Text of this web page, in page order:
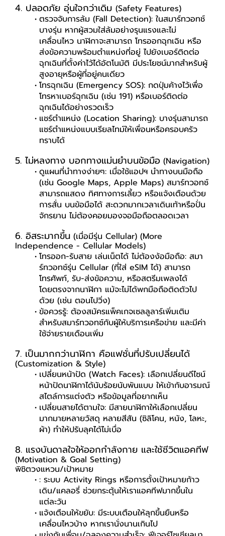
4. ปลอดภัย อุ่นใจกว่าเดิม (Safety Features)
ตรวจจับการล้ม (Fall Detection): ในสมาร์ทวอทช์
บางรุ่น หากผู้สวมใส่ล้มอย่างรุนแรงและไม่
เคลื่อนไหว นาฬิกาจะสามารถ โทรออกฉุกเฉิน หรือ
ส่งข้อความพร้อมตำแหน่งที่อยู่ ไปยังเบอร์ติดต่อ
ฉุกเฉินที่ตั้งค่าไว้ได้อัตโนมัติ มีประโยชน์มากสำหรับผู้
สูงอายุหรือผู้ที่อยู่คนเดียว
โทรฉุกเฉิน (Emergency SOS): กดปุ่มค้างไว้เพื่อ
โทรหาเบอร์ฉุกเฉิน (เช่น 191) หรือเบอร์ติดต่อ
ฉุกเฉินได้อย่างรวดเร็ว
แชร์ตำแหน่ง (Location Sharing): บางรุ่นสามารถ
แชร์ตำแหน่งแบบเรียลไทม์ให้เพื่อนหรือครอบครัว
ทราบได้
5. ไม่หลงทาง บอกทางแม่นยำบนข้อมือ (Navigation)
ดูแผนที่นำทางง่ายๆ: เมื่อใช้แอปฯ นำทางบนมือถือ
(เช่น Google Maps, Apple Maps) สมาร์ทวอทช์
สามารถแสดง ทิศทางการเลี้ยว หรือแจ้งเตือนด้วย
การสั่น บนข้อมือได้ สะดวกมากเวลาเดินเท้าหรือปั่น
จักรยาน ไม่ต้องคอยมองจอมือถือตลอดเวลา
6. อิสระมากขึ้น (เมื่อมีรุ่น Cellular) (More
Independence - Cellular Models)
โทรออก-รับสาย เล่นเน็ตได้ ไม่ต้องง้อมือถือ: สมา
ร์ทวอทช์รุ่น Cellular (ที่ใส่ eSIM ได้) สามารถ
โทรศัพท์, รับ-ส่งข้อความ, หรือสตรีมเพลงได้
โดยตรงจากนาฬิกา แม้จะไม่ได้พกมือถือติดตัวไป
ด้วย (เช่น ตอนไปวิ่ง)
ข้อควรรู้: ต้องสมัครแพ็คเกจเซลลูลาร์เพิ่มเติม
สำหรับสมาร์ทวอทช์กับผู้ให้บริการเครือข่าย และมีค่า
ใช้จ่ายรายเดือนเพิ่ม
7. เป็นมากกว่านาฬิกา คือแฟชั่นที่ปรับเปลี่ยนได้
(Customization & Style)
เปลี่ยนหน้าปัด (Watch Faces): เลือกเปลี่ยนดีไซน์
หน้าปัดนาฬิกาได้นับร้อยนับพันแบบ ให้เข้ากับอารมณ์
สไตล์การแต่งตัว หรือข้อมูลที่อยากเห็น
เปลี่ยนสายได้ตามใจ: มีสายนาฬิกาให้เลือกเปลี่ยน
มากมายหลายวัสดุ หลายสีสัน (ซิลิโคน, หนัง, โลหะ,
ผ้า) ทำให้ปรับลุคได้ไม่เบื่อ
8. แรงบันดาลใจให้ออกกำลังกาย และใช้ชีวิตแอคทีฟ
(Motivation & Goal Setting)
พิชิตวงแหวน/เป้าหมาย
: ระบบ Activity Rings หรือการตั้งเป้าหมายก้าว
เดิน/แคลอรี่ ช่วยกระตุ้นให้เราแอคทีฟมากขึ้นใน
แต่ละวัน
แจ้งเตือนให้ขยับ: มีระบบเตือนให้ลุกขึ้นยืนหรือ
เคลื่อนไหวบ้าง หากเรานั่งนานเกินไป